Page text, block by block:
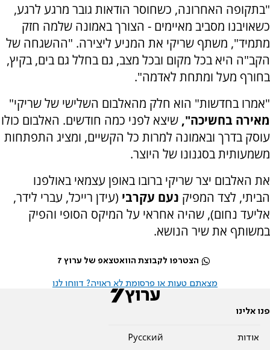
"בתקופה האחרונה, כשחוסר הודאות גובר מרגע לרגע,
כשאויבנו מסביב מאיימים - הצורך באמונה שלמה חזק
מתמיד", משתף שריקי את המניע ליצירה. "ההשגחה של
הקב"ה היא בכל מקום ובכל מצב, גם בחלל גם בים, בקיץ,
בחורף מעל ומתחת לאדמה".
"אמרו בחדשות" הוא חלק מהאלבום השלישי של שריקי"
מאירה בחשיכה", שיצא לפני כמה חודשים. האלבום כולו
עוסק בדרך ובאמונה למרות כל הקשיים, ומציג התפתחות
משמעותית בסגנונו של היוצר.
את האלבום יצר שריקי ברובו באופן עצמאי באולפנו
הביתי, לצד המפיק נעם עקרבי (עידן רייכל, עברי לידר,
אליעד נחום), שהיה אחראי על המיקס הסופי והפיק
במשותף את שיר הנושא.
הצטרפו לקבוצת הוואטצאפ של ערוץ 7
מצאתם טעות או פרסומת לא ראויה? דווחו לנו
פנו אלינו
אודות
Pусский